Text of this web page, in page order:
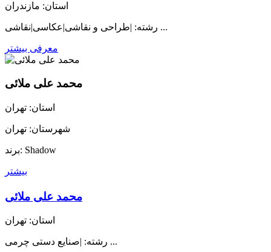
استان: مازندران
رشته: |طراحی و نقاشی|عکاسی|نقاشی ...
معرفی بیشتر
محمد علی ملائی
استان: تهران
شهرستان: تهران
برند: Shadow
بیشتر
محمد علی ملائی
استان: تهران
رشته: |صنایع دستی چرمی ...